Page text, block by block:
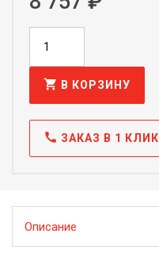
shopping_cart В КОРЗИНУ
call ЗАКАЗ В 1 КЛИК
Описание